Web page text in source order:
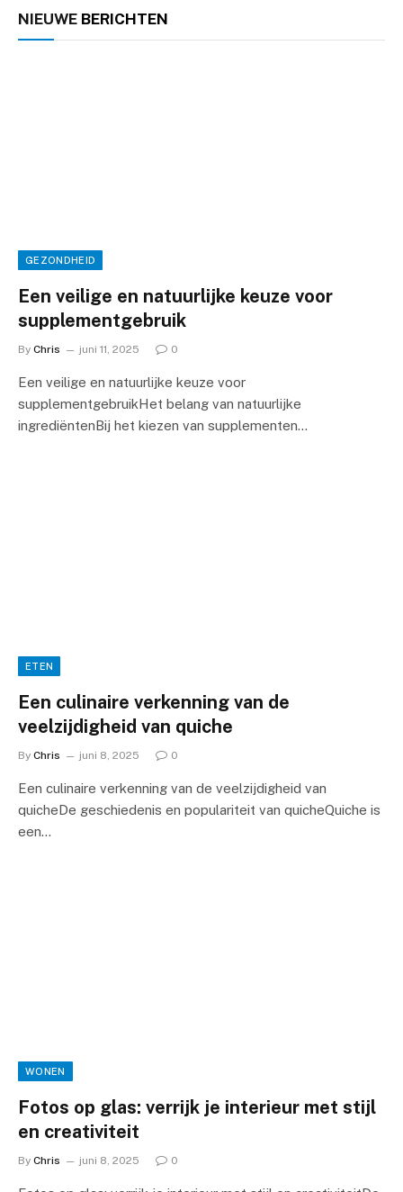
NIEUWE BERICHTEN
GEZONDHEID
Een veilige en natuurlijke keuze voor
supplementgebruik
By Chris juni 11, 2025 0
Een veilige en natuurlijke keuze voor
supplementgebruikHet belang van natuurlijke
ingrediëntenBij het kiezen van supplementen…
ETEN
Een culinaire verkenning van de
veelzijdigheid van quiche
By Chris juni 8, 2025 0
Een culinaire verkenning van de veelzijdigheid van
quicheDe geschiedenis en populariteit van quicheQuiche is
een…
WONEN
Fotos op glas: verrijk je interieur met stijl
en creativiteit
By Chris juni 8, 2025 0